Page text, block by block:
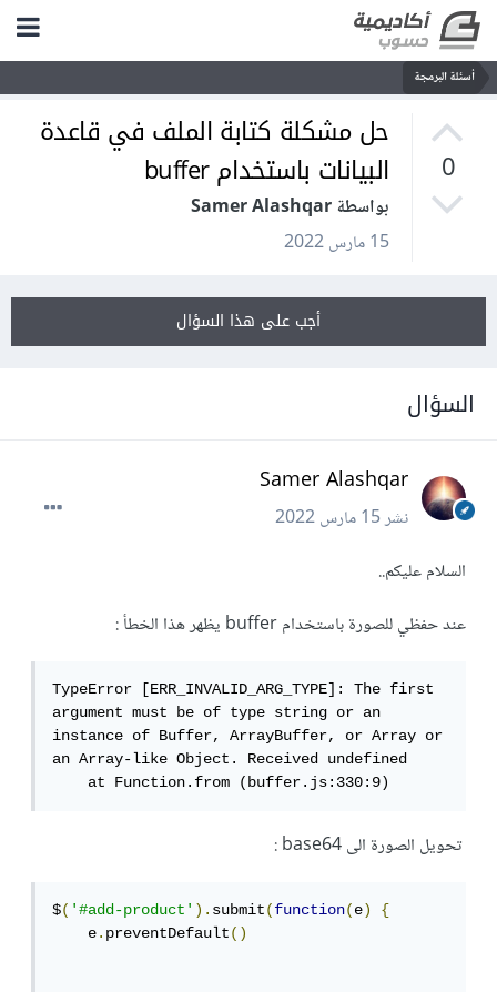
أسئلة البرمجة
0
حل مشكلة كتابة الملف في قاعدة
البيانات باستخدام buffer
بواسطة Samer Alashqar
15 مارس 2022
أجب على هذا السؤال
السؤال
Samer Alashqar
نشر15 مارس 2022
السلام عليكم..
عند حفظي للصورة باستخدام buffer يظهر هذا الخطأ :
TypeError [ERR_INVALID_ARG_TYPE]: The first
argument must be of type string or an
instance of Buffer, ArrayBuffer, or Array or
an Array-like Object. Received undefined
    at Function.from (buffer.js:330:9)
تحويل الصورة الى base64 :
$('#add-product').submit(function(e)
{
    e
.preventDefault()